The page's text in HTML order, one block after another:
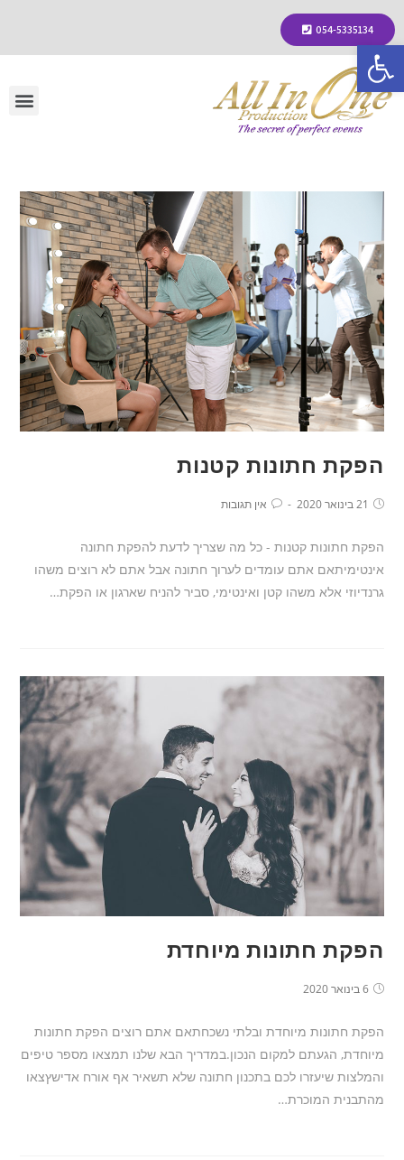
פתח סרגל נגישות
054-5335134
הפקת חתונות קטנות
21 בינואר 2020 אין תגובות
הפקת חתונות קטנות - כל מה שצריך לדעת להפקת חתונה
אינטימיתאם אתם עומדים לערוך חתונה אבל אתם לא רוצים משהו
גרנדיוזי אלא משהו קטן ואינטימי, סביר להניח שארגון או הפקת…
הפקת חתונות מיוחדת
6 בינואר 2020
הפקת חתונות מיוחדת ובלתי נשכחתאם אתם רוצים הפקת חתונות
מיוחדת, הגעתם למקום הנכון.במדריך הבא שלנו תמצאו מספר טיפים
והמלצות שיעזרו לכם בתכנון חתונה שלא תשאיר אף אורח אדישץצאו
מהתבנית המוכרת…